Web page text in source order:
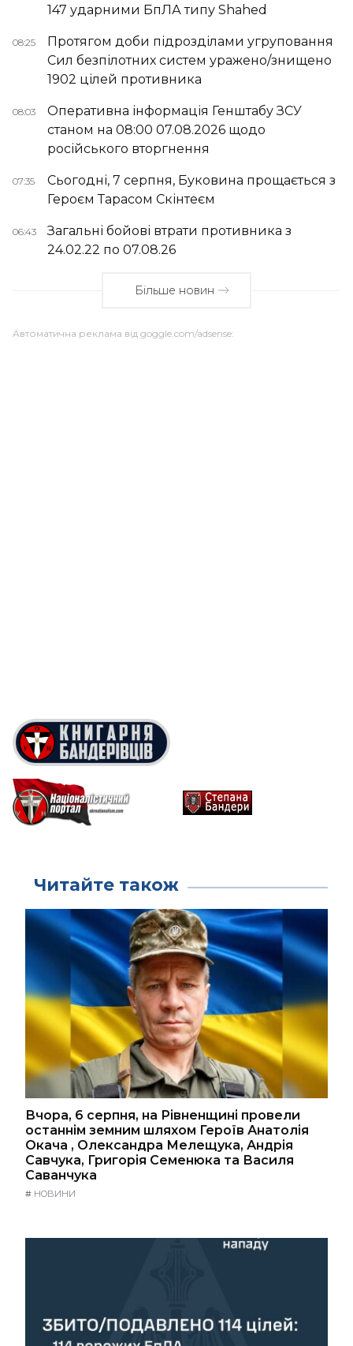
147 ударними БпЛА типу Shahed
08:25
Протягом доби підрозділами угруповання
Сил безпілотних систем уражено/знищено
1902 цілей противника
08:03
Оперативна інформація Генштабу ЗСУ
станом на 08:00 07.08.2026 щодо
російського вторгнення
07:35
Сьогодні, 7 серпня, Буковина прощається з
Героєм Тарасом Скінтеєм
06:43
Загальні бойові втрати противника з
24.02.22 по 07.08.26
Більше новин
Автоматична реклама від goggle.com/adsense:
Читайте також
Вчора, 6 серпня, на Рівненщині провели
останнім земним шляхом Героїв Анатолія
Окача , Олександра Мелещука, Андрія
Савчука, Григорія Семенюка та Василя
Саванчука
# НОВИНИ